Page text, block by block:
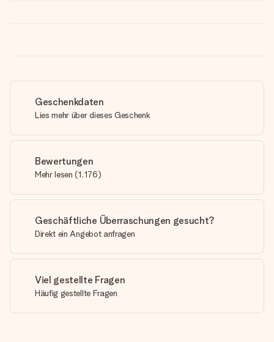
Geschenkdaten
Lies mehr über dieses Geschenk
Bewertungen
Mehr lesen (1,176)
Geschäftliche Überraschungen gesucht?
Direkt ein Angebot anfragen
Viel gestellte Fragen
Häufig gestellte Fragen